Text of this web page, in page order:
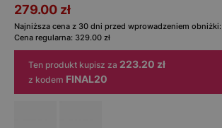
279.00 zł
Najniższa cena z 30 dni przed wprowadzeniem obniżki:
Cena regularna: 329.00 zł
Ten produkt kupisz za 223.20 zł
z kodem FINAL20